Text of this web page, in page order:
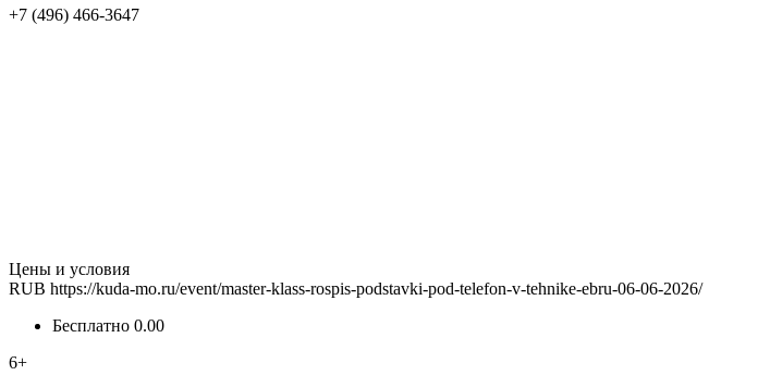
+7 (496) 466-3647
Цены и условия
RUB https://kuda-mo.ru/event/master-klass-rospis-podstavki-pod-telefon-v-tehnike-ebru-06-06-2026/
Бесплатно 0.00
6+